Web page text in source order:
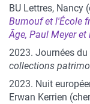
BU Lettres, Nancy
Burnouf et l'École
Âge, Paul Meyer
2023. Journées
collections
2023. Nuit
Erwan Kerrien